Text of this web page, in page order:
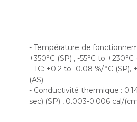
- Température de
+350°C (SP) , -55°C to +230°C
- TC: +0.2 to -0.08 %/°C (SP),
(AS)
- Conductivité thermique :
sec) (SP) , 0.003-0.006 cal/